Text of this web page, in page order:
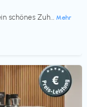
schönes Zuh... Mehr